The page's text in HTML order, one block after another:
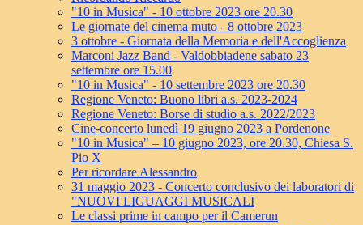
"10 in Musica" - 10 ottobre 2023 ore 20.30
Le giornate del cinema muto - 8 ottobre 2023
3 ottobre - Giornata della Memoria e dell'Accoglienza
Marconi Jazz Band - Valdobbiadene sabato 23
settembre ore 15.00
"10 in Musica" - 10 settembre 2023 ore 20.30
Regione Veneto: Buono libri a.s. 2023-2024
Regione Veneto: Borse di studio a.s. 2022/2023
Cine-concerto lunedì 19 giugno 2023 a Pordenone
"10 in Musica" – 10 giugno 2023, ore 20.30, Chiesa S.
Pio X
Per ricordare Alessandro
31 maggio 2023 - Concerto conclusivo dei laboratori di
"NUOVI LIGUAGGI MUSICALI
Le classi prime in campo per il Camerun